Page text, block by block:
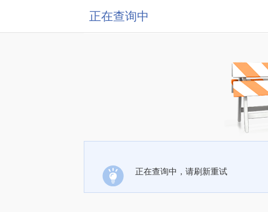
正在查询中
正在查询中，请刷新重试